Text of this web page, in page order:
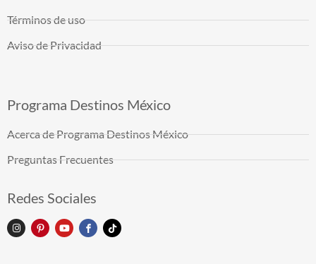
Términos de uso
Aviso de Privacidad
Programa Destinos México
Acerca de Programa Destinos México
Preguntas Frecuentes
Redes Sociales